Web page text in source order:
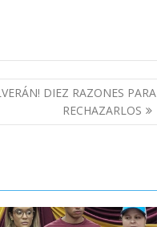
DIEZ RAZONES PARA
RECHAZARLOS